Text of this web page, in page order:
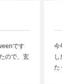
です
ので、玄
今
し
た